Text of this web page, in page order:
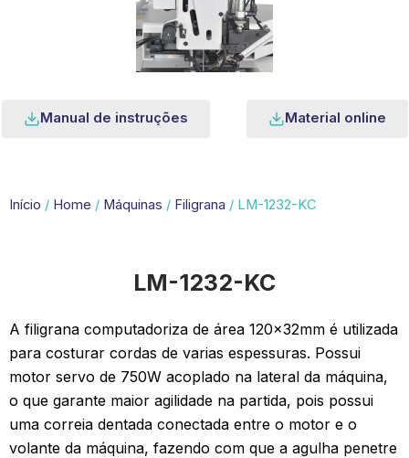
Manual de instruções Material online
Início / Home / Máquinas / Filigrana / LM-1232-KC
LM-1232-KC
A filigrana computadoriza de área 120x32mm é utilizada
para costurar cordas de varias espessuras. Possui
motor servo de 750W acoplado na lateral da máquina,
o que garante maior agilidade na partida, pois possui
uma correia dentada conectada entre o motor e o
volante da máquina, fazendo com que a agulha penetre